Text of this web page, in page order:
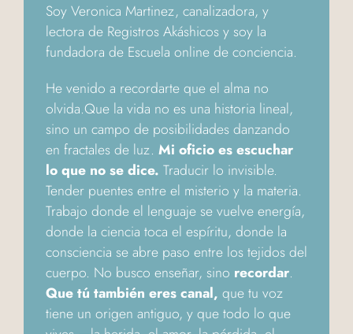
Soy Veronica Martinez, canalizadora, y
lectora de Registros Akáshicos y soy la
fundadora de Escuela online de conciencia.
He venido a recordarte que el alma no
olvida.Que la vida no es una historia lineal,
sino un campo de posibilidades danzando
en fractales de luz. Mi oficio es escuchar
lo que no se dice. Traducir lo invisible.
Tender puentes entre el misterio y la materia.
Trabajo donde el lenguaje se vuelve energía,
donde la ciencia toca el espíritu, donde la
consciencia se abre paso entre los tejidos del
cuerpo. No busco enseñar, sino recordar.
Que tú también eres canal, que tu voz
tiene un origen antiguo, y que todo lo que